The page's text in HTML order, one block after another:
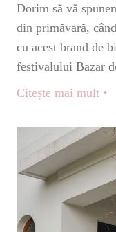
Dorim să vă
din primăvară,
cu acest brand de
festivalului Bazar
Citește mai mult •